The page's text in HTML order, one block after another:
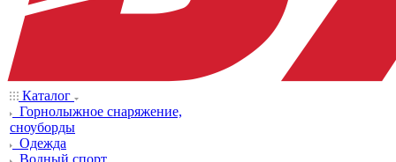
Каталог
Горнолыжное снаряжение,
сноуборды
Одежда
Водный спорт